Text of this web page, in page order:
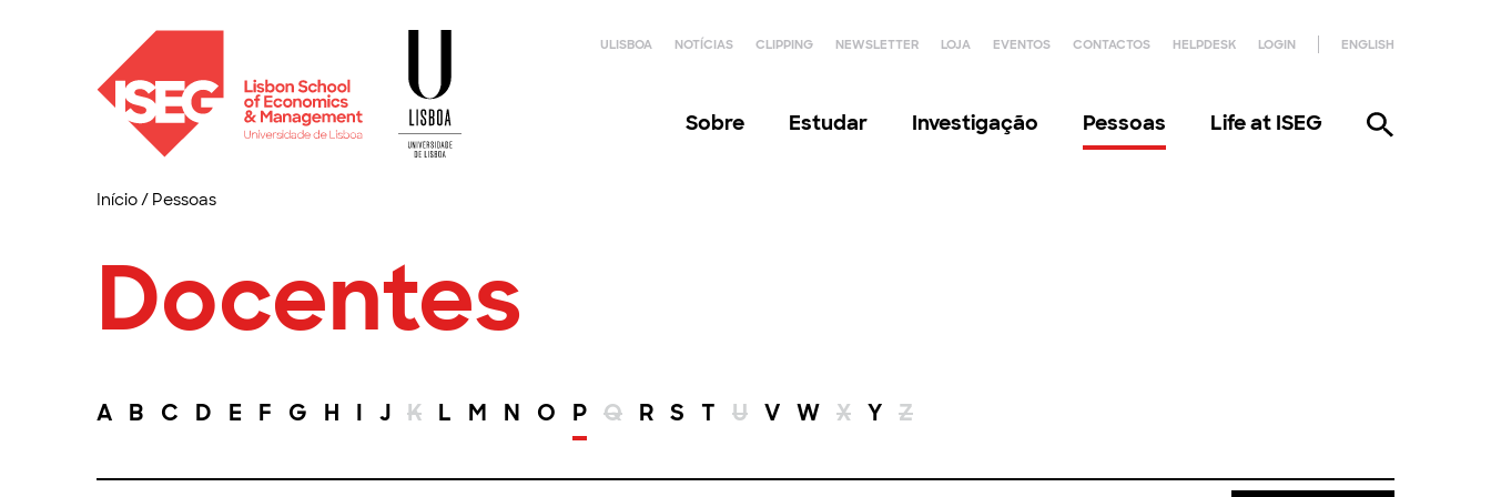
ULISBOA NOTÍCIAS CLIPPING NEWSLETTER LOJA EVENTOS CONTACTOS HELPDESK LOGIN ENGLISH
Sobre Estudar Investigação Pessoas Life at ISEG
Início/ Pessoas
Docentes
A B C D E F G H I J K L M N O P Q R S T U V W X Y Z